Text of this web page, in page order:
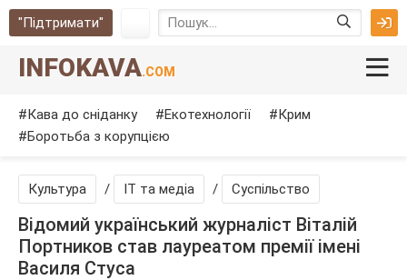
"Підтримати"
INFOKAVA.COM
Кава до сніданку Екотехнології
Крим
Боротьба з корупцією
Культура / IT та медіа / Суспільство
Відомий український журналіст Віталій
Портников став лауреатом премії імені
Василя Стуса